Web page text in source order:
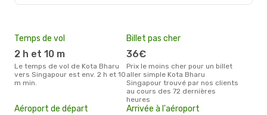
Temps de vol
2 h et 10 m
Le temps de vol de Kota Bharu
vers Singapour est env. 2 h et 10
m min.
Billet pas cher
36€
Prix le moins cher pour un billet
aller simple Kota Bharu
Singapour trouvé par nos clients
au cours des 72 dernières
heures
Aéroport de départ Arrivée à l'aéroport